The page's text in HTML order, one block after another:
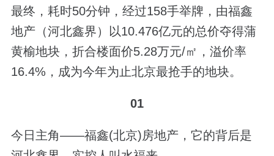
最终，耗时50分钟，经过158手举牌，由福鑫
地产（河北鑫界）以10.476亿元的总价夺得蒲
黄榆地块，折合楼面价5.28万元/㎡，溢价率
16.4%，成为今年为止北京最抢手的地块。
01
今日主角——福鑫(北京)房地产，它的背后是